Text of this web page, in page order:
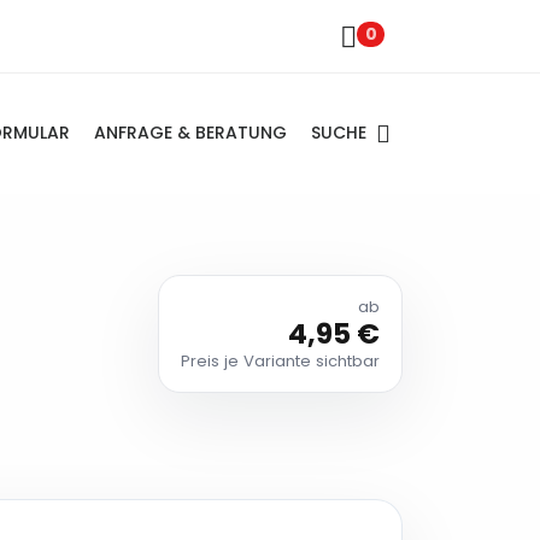
0
ANFRAGE & BERATUNG SUCHE
ab
4,95 €
Preis je Variante sichtbar